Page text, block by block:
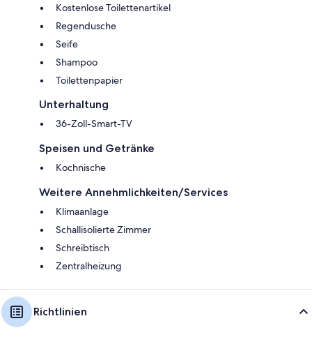
Kostenlose Toilettenartikel
Regendusche
Seife
Shampoo
Toilettenpapier
Unterhaltung
36-Zoll-Smart-TV
Speisen und Getränke
Kochnische
Weitere Annehmlichkeiten/Services
Klimaanlage
Schallisolierte Zimmer
Schreibtisch
Zentralheizung
Richtlinien